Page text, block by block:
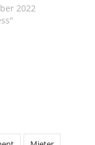
2022